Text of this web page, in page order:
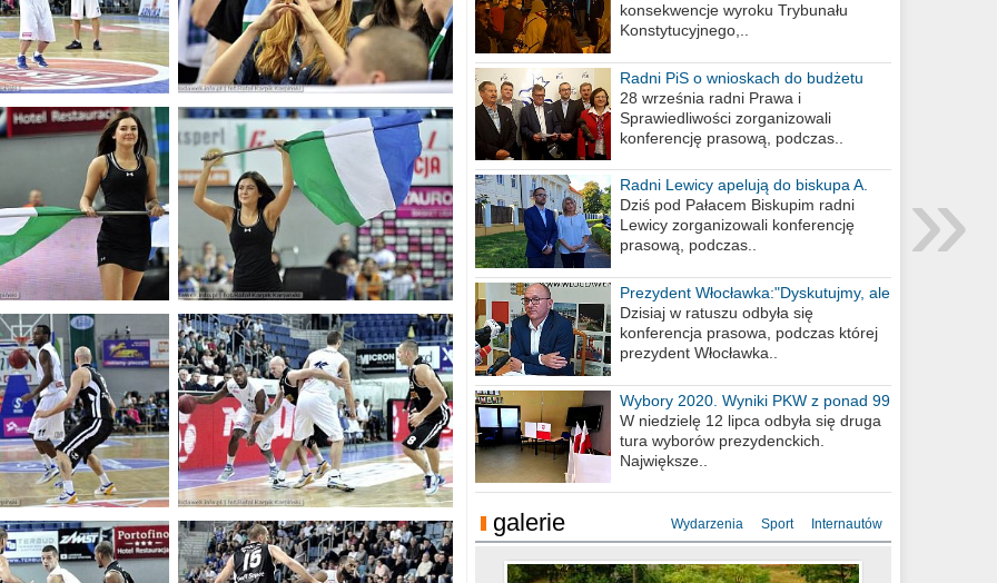
konsekwencje wyroku Trybunału
Konstytucyjnego,..
Radni PiS o wnioskach do budżetu
miasta na 2021 rok
28 września radni Prawa i
Sprawiedliwości zorganizowali
konferencję prasową, podczas..
Radni Lewicy apelują do biskupa A.
Wiesława Meringa
Dziś pod Pałacem Biskupim radni
Lewicy zorganizowali konferencję
prasową, podczas..
Prezydent Włocławka:"Dyskutujmy, ale
nie obrażajmy się”
Dzisiaj w ratuszu odbyła się
konferencja prasowa, podczas której
prezydent Włocławka..
Wybory 2020. Wyniki PKW z ponad 99
procent obwodów
W niedzielę 12 lipca odbyła się druga
tura wyborów prezydenckich.
Największe..
galerie Wydarzenia Sport Internautów
Miasto kładzie się do snu .
Konkurs fotograficzny "Co to za
miejsca"
Ścieżka rowerowa w naszym mieście
»